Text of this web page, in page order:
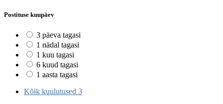
Postituse kuupäev
3 päeva tagasi
1 nädal tagasi
1 kuu tagasi
6 kuud tagasi
1 aasta tagasi
Kõik kuulutused 3